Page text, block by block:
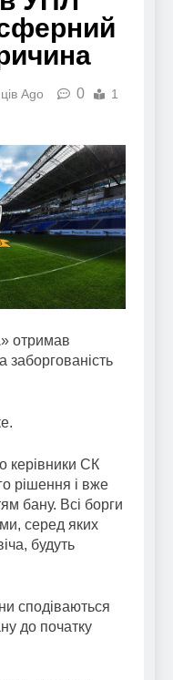
Ago 0
1
» отримав
заборгованість
керівники СК
рішення і вже
бану. Всі борги
серед яких
будуть
сподіваються
до початку